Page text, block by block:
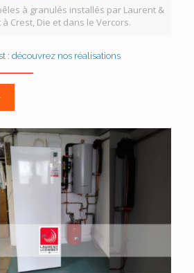
à granulés installés par Laurent &
à Crest, Die et dans le Vercors.
: découvrez nos réalisations